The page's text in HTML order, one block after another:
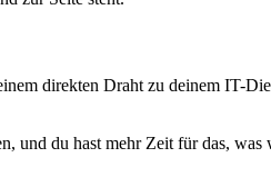
direkten Draht zu deinem IT-
und du hast mehr Zeit für das,